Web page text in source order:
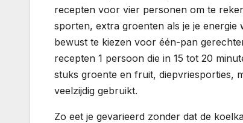
recepten voor vier personen om te
sporten, extra groenten als je je
bewust te kiezen voor één-pan
recepten 1 persoon die in 15 tot 20
stuks groente en fruit, diepvriesporties,
veelzijdig gebruikt.
Zo eet je gevarieerd zonder dat de